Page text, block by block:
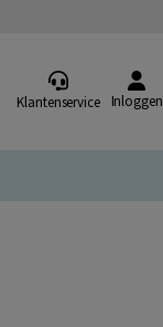
Klantenservice Inloggen